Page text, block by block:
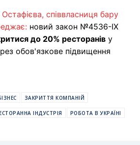
співвласниця бару
новий закон №4536-IX
до 20% ресторанів у
обов'язкове підвищення
ЗАКРИТТЯ КОМПАНІЙ
ІНДУСТРІЯ РОБОТА В УКРАЇНІ